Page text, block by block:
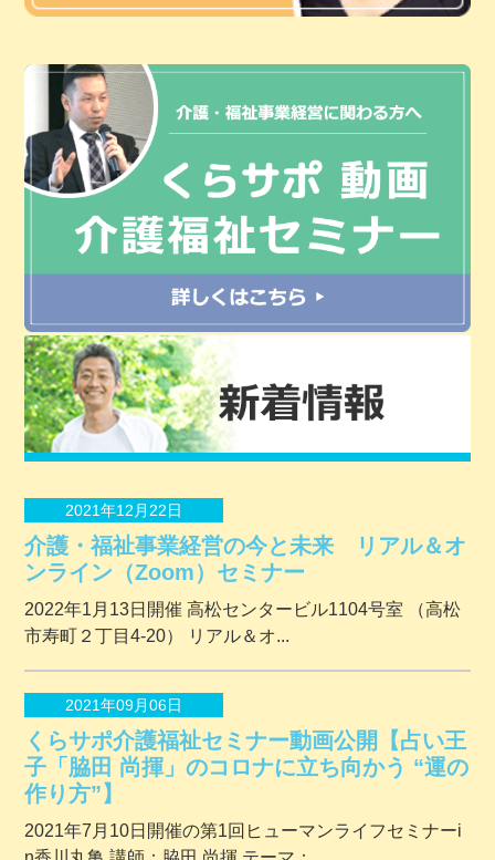
2021年12月22日
介護・福祉事業経営の今と未来 リアル＆オ
ンライン（Zoom）セミナー
2022年1月13日開催 ⾼松センタービル1104号室 （⾼松
市寿町２丁⽬4-20） リアル＆オ...
2021年09月06日
くらサポ介護福祉セミナー動画公開【占い王
子「脇田 尚揮」のコロナに立ち向かう “運の
作り方”】
2021年7月10日開催の第1回ヒューマンライフセミナーi